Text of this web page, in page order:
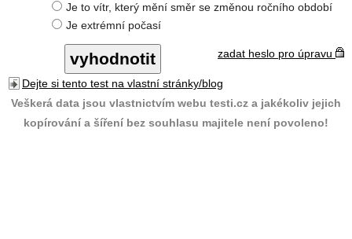
Je to vítr, který mění směr se změnou ročního období
Je extrémní počasí
zadat heslo pro úpravu
Dejte si tento test na vlastní stránky/blog
Veškerá data jsou vlastnictvím webu testi.cz a jakékoliv jejich
kopírování a šíření bez souhlasu majitele není povoleno!